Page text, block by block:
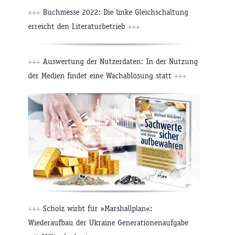
+++ Buchmesse 2022: Die linke Gleichschaltung
erreicht den Literaturbetrieb +++
+++ Auswertung der Nutzerdaten: In der Nutzung
der Medien findet eine Wachablösung statt +++
+++ Scholz wirbt für »Marshallplan«:
Wiederaufbau der Ukraine Generationenaufgabe